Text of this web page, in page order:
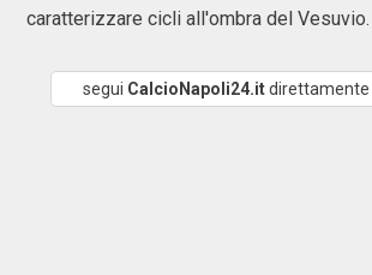
caratterizzare cicli all'ombra del Vesuvio.
segui CalcioNapoli24.itdirettamente